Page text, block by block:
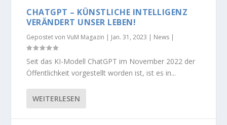
CHATGPT – KÜNSTLICHE INTELLIGENZ
VERÄNDERT UNSER LEBEN!
Gepostet vonVuM Magazin | Jan. 31, 2023 | News |
Seit das KI-Modell ChatGPT im November 2022 der
Öffentlichkeit vorgestellt worden ist, ist es in...
WEITERLESEN